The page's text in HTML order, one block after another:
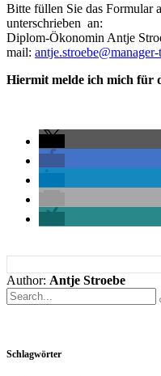
Bitte füllen Sie das Formular
unterschrieben an:
Diplom-Ökonomin Antje
mail:
Hiermit melde ich mich für
Author: Antje Stroebe
Schlagwörter